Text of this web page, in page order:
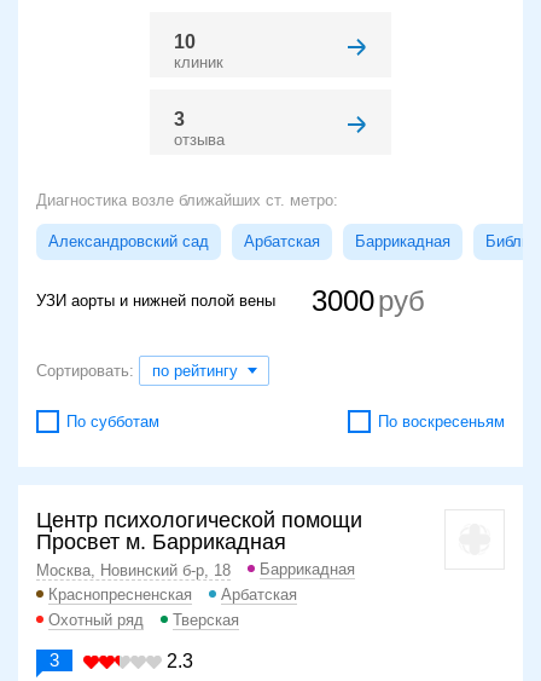
10
клиник
3
отзыва
Диагностика возле ближайших ст. метро:
Александровский сад Арбатская Баррикадная
УЗИ аорты и нижней полой вены 3000
Сортировать: по рейтингу
По субботам По воскресеньям
Центр психологической помощи
Просвет м. Баррикадная
Москва, Новинский б-р, 18
Баррикадная
Краснопресненская
Арбатская
Охотный ряд
Тверская
3 2.3